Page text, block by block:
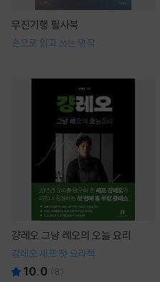
무진기행 필사북
손으로 읽고 쓰는 명작
걍레오 그냥 레오의 오늘 요리
강레오 셰프 첫 요리책
10.0 (8)